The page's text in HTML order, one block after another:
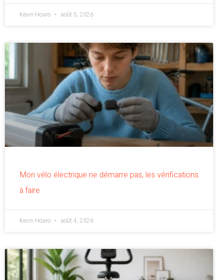
Kevin Hoaro août 5, 2026
Mon vélo électrique ne démarre pas, les vérifications
à faire
Kevin Hoaro août 4, 2026